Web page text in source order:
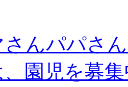
んパパさ
園児を募